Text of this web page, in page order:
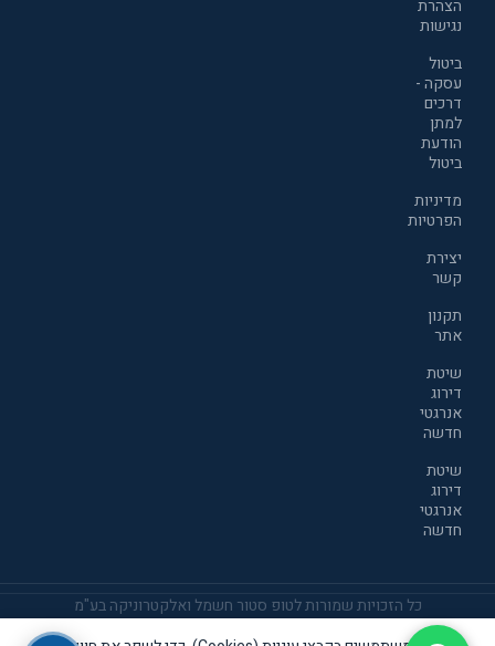
הצהרת
נגישות
ביטול
עסקה -
דרכים
למתן
הודעת
ביטול
מדיניות
הפרטיות
יצירת
קשר
תקנון
אתר
שיטת
דירוג
אנרגטי
חדשה
שיטת
דירוג
אנרגטי
חדשה
כל הזכויות שמורות לטופ סטור חשמל ואלקטרוניקה בע"מ